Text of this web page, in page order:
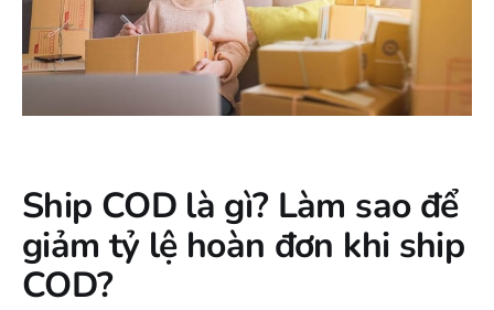
Ship COD là gì? Làm sao để
giảm tỷ lệ hoàn đơn khi ship
COD?